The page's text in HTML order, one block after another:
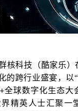
核科技（酷家乐）
的跨行业盛宴 ，以“
+全球数字化生态大
精英人士汇聚一